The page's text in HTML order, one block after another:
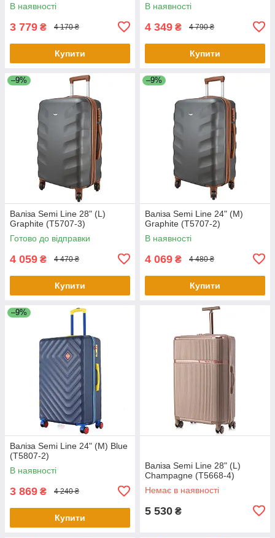
В наявності
3 779 ₴ 4 170 ₴
Купити
В наявності
4 349 ₴ 4 790 ₴
Купити
–9%
Валіза Semi Line 28" (L)
Graphite (T5707-3)
Готово до відправки
4 059 ₴ 4 470 ₴
Купити
–9%
Валіза Semi Line 24" (M)
Graphite (T5707-2)
В наявності
4 069 ₴ 4 480 ₴
Купити
–9%
Валіза Semi Line 24" (M) Blue
(T5807-2)
В наявності
3 869 ₴ 4 240 ₴
Купити
Валіза Semi Line 28" (L)
Champagne (T5668-4)
Немає в наявності
5 530 ₴